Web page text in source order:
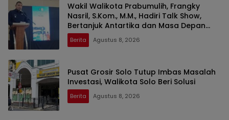
Wakil Walikota Prabumulih, Frangky
Nasril, S.Kom., M.M., Hadiri Talk Show,
Bertanjuk Antartika dan Masa Depan
Bumi di SMAN 2 Prabumulih
Berita Agustus 8, 2026
Pusat Grosir Solo Tutup Imbas Masalah
Investasi, Walikota Solo Beri Solusi
Berita Agustus 8, 2026